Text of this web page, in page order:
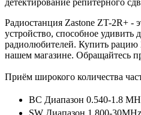
Радиостанция Zastone ZT-2R+ -
устройство, способное
радиолюбителей. Купить
нашем магазине. Обращайтесь
Приём широкого количества
BC Диапазон 0.540-1.8
SW Диапазон 1.800-30MHz